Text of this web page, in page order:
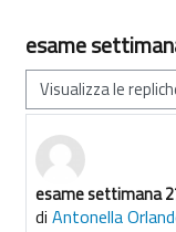
esame
Modalità
esame settimana
di Antonella
Numero di